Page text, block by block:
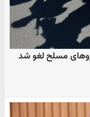
مسلح لغو شد